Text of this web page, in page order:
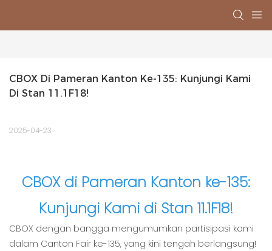
CBOX Di Pameran Kanton Ke-135: Kunjungi Kami
Di Stan 11.1F18!
2025-04-23
CBOX di Pameran Kanton ke-135:
Kunjungi Kami di Stan 11.1F18!
CBOX dengan bangga mengumumkan partisipasi kami
dalam Canton Fair ke-135, yang kini tengah berlangsung!